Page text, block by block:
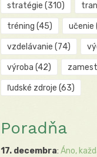
stratégie (310)
tréning (45) učenie
vzdelávanie (74)
výroba (42)
ľudské zdroje (63)
Poradňa
17. decembra: Áno,